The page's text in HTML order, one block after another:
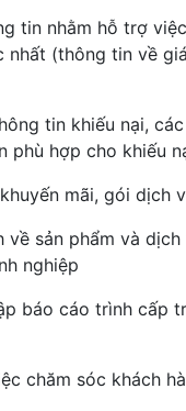
tin nhằm hỗ trợ
nhất (thông tin về
tin khiếu nại,
phù hợp cho khiếu
mãi, gói dịch
về sản phẩm và
nghiệp
báo cáo trình cấp
chăm sóc khách